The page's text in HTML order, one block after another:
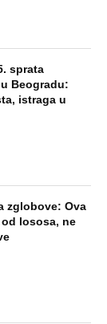
sprata
Beogradu:
istraga u
zglobove: Ova
lososa, ne